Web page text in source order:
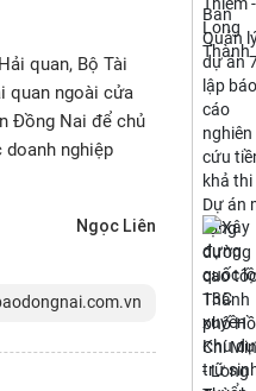
quan, Bộ Tài
quan ngoài cửa
Đồng Nai để chủ
nghiệp
Ngọc Liên